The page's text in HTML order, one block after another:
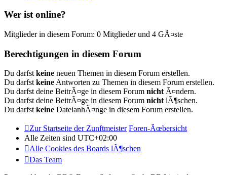
Wer ist online?
Mitglieder in diesem Forum: 0 Mitglieder und 4 GÃ¤ste
Berechtigungen in diesem Forum
Du darfst keine neuen Themen in diesem Forum erstellen.
Du darfst keine Antworten zu Themen in diesem Forum erstellen.
Du darfst deine BeitrÃ¤ge in diesem Forum nicht Ã¤ndern.
Du darfst deine BeitrÃ¤ge in diesem Forum nicht lÃ¶schen.
Du darfst keine DateianhÃ¤nge in diesem Forum erstellen.
Zur Startseite der Zunftmeister Foren-Ãœbersicht
Alle Zeiten sind UTC+02:00
Alle Cookies des Boards lÃ¶schen
Das Team